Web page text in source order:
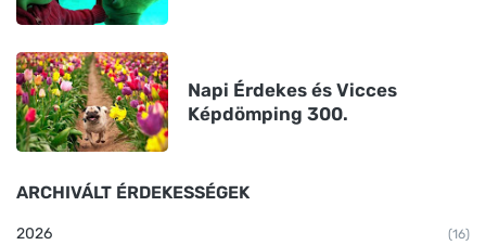
Napi Érdekes és Vicces
Képdömping 300.
ARCHIVÁLT ÉRDEKESSÉGEK
2026 (16)